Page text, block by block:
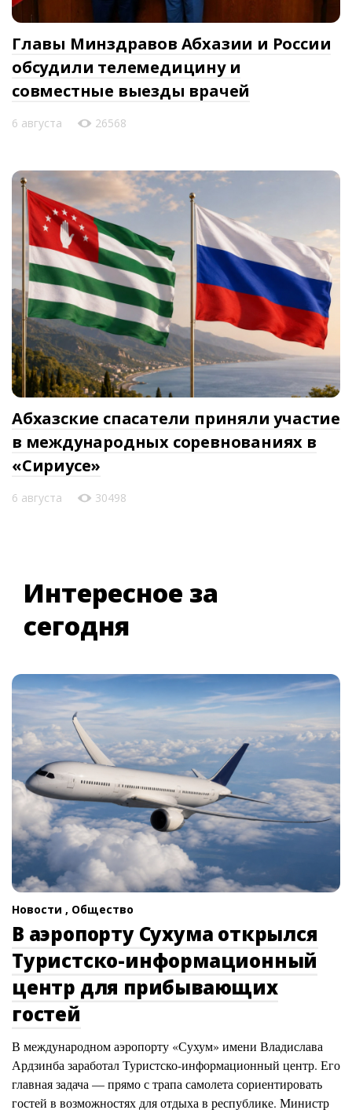
Главы Минздравов Абхазии и России
обсудили телемедицину и
совместные выезды врачей
6 августа 26568
Абхазские спасатели приняли участие
в международных соревнованиях в
«Сириусе»
6 августа 30498
Интересное за
сегодня
Новости , Общество
В аэропорту Сухума открылся
Туристско-информационный
центр для прибывающих
гостей
В международном аэропорту «Сухум» имени Владислава
Ардзинба заработал Туристско-информационный центр. Его
главная задача — прямо с трапа самолета сориентировать
гостей в возможностях для отдыха в республике. Министр